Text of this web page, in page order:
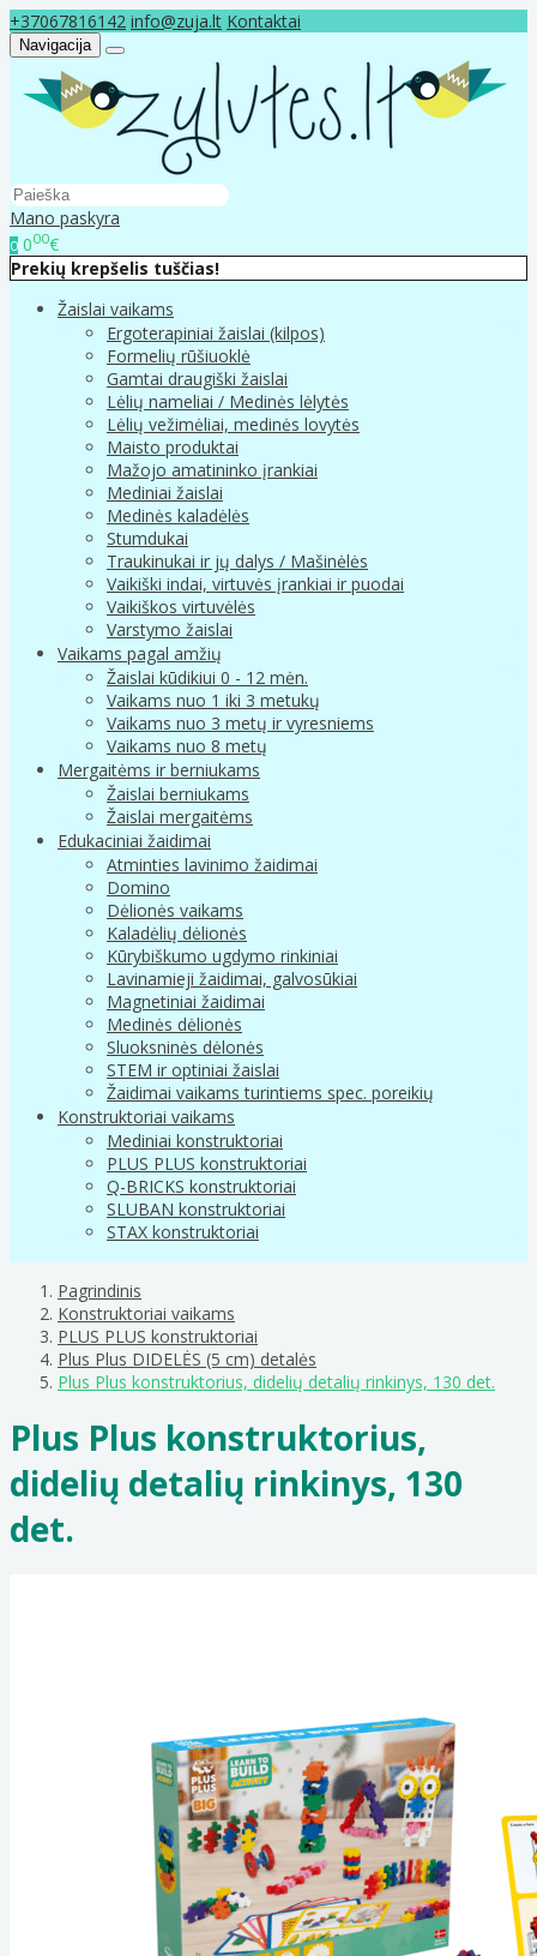
+37067816142 info@zuja.lt Kontaktai
Navigacija
Mano paskyra
0 000€
Prekių krepšelis tuščias!
Žaislai vaikams
Ergoterapiniai žaislai (kilpos)
Formelių rūšiuoklė
Gamtai draugiški žaislai
Lėlių nameliai / Medinės lėlytės
Lėlių vežimėliai, medinės lovytės
Maisto produktai
Mažojo amatininko įrankiai
Mediniai žaislai
Medinės kaladėlės
Stumdukai
Traukinukai ir jų dalys / Mašinėlės
Vaikiški indai, virtuvės įrankiai ir puodai
Vaikiškos virtuvėlės
Varstymo žaislai
Vaikams pagal amžių
Žaislai kūdikiui 0 - 12 mėn.
Vaikams nuo 1 iki 3 metukų
Vaikams nuo 3 metų ir vyresniems
Vaikams nuo 8 metų
Mergaitėms ir berniukams
Žaislai berniukams
Žaislai mergaitėms
Edukaciniai žaidimai
Atminties lavinimo žaidimai
Domino
Dėlionės vaikams
Kaladėlių dėlionės
Kūrybiškumo ugdymo rinkiniai
Lavinamieji žaidimai, galvosūkiai
Magnetiniai žaidimai
Medinės dėlionės
Sluoksninės dėlonės
STEM ir optiniai žaislai
Žaidimai vaikams turintiems spec. poreikių
Konstruktoriai vaikams
Mediniai konstruktoriai
PLUS PLUS konstruktoriai
Q-BRICKS konstruktoriai
SLUBAN konstruktoriai
STAX konstruktoriai
Pagrindinis
Konstruktoriai vaikams
PLUS PLUS konstruktoriai
Plus Plus DIDELĖS (5 cm) detalės
Plus Plus konstruktorius, didelių detalių rinkinys, 130 det.
Plus Plus konstruktorius,
didelių detalių rinkinys, 130
det.